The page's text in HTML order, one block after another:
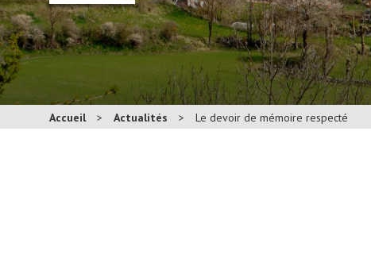
Accueil > Actualités > Le devoir de mémoire respecté